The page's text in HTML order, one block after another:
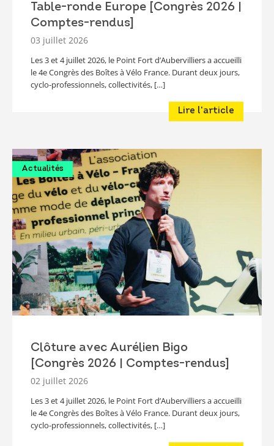
Table-ronde Europe [Congrès 2026 |
Comptes-rendus]
03 juillet 2026
Les 3 et 4 juillet 2026, le Point Fort d’Aubervilliers a accueilli
le 4e Congrès des Boîtes à Vélo France. Durant deux jours,
cyclo-professionnels, collectivités, […]
Lire l'article
Actualités
Clôture avec Aurélien Bigo
[Congrès 2026 | Comptes-rendus]
02 juillet 2026
Les 3 et 4 juillet 2026, le Point Fort d’Aubervilliers a accueilli
le 4e Congrès des Boîtes à Vélo France. Durant deux jours,
cyclo-professionnels, collectivités, […]